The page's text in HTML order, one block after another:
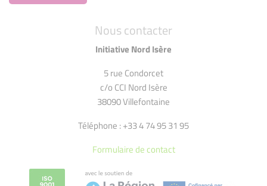
Nous contacter
Initiative Nord Isère
5 rue Condorcet
c/o CCI Nord Isère
38090 Villefontaine
Téléphone : +33 4 74 95 31 95
Formulaire de contact